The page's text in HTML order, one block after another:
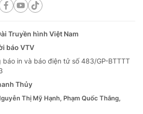
Truyền hình Việt Nam
báo VTV
in và báo điện tử số 483/GP-BTTTT
Thủy
Thị Mỹ Hạnh, Phạm Quốc Thắng,